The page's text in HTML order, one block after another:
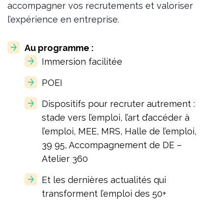
accompagner vos recrutements et valoriser
l’expérience en entreprise.
Au programme :
Immersion facilitée
POEI
Dispositifs pour recruter autrement :
stade vers l’emploi, l’art d’accéder à
l’emploi, MEE, MRS, Halle de l’emploi,
39 95, Accompagnement de DE –
Atelier 360
Et les dernières actualités qui
transforment l’emploi des 50+